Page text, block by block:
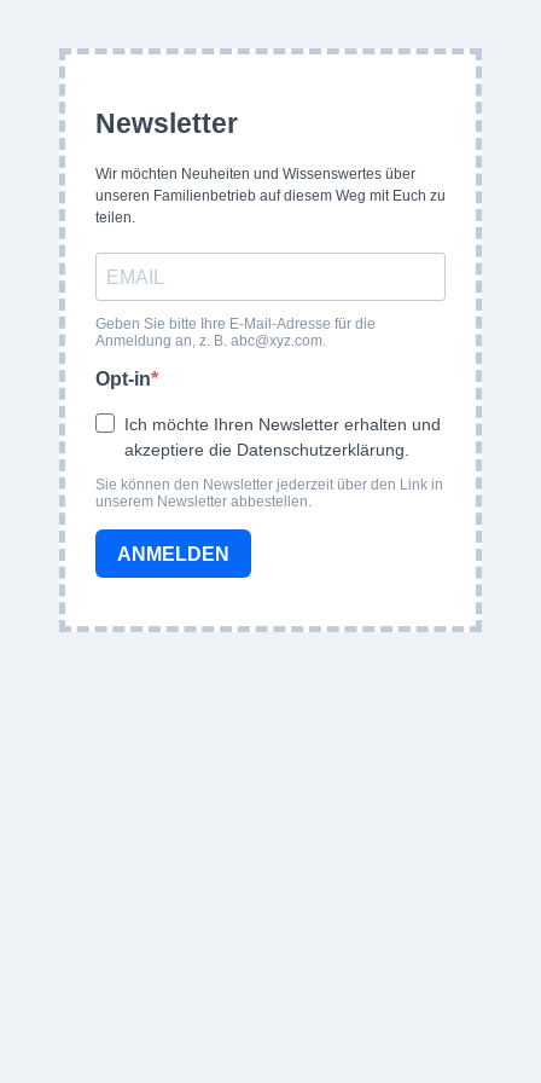
Newsletter
Wir möchten Neuheiten und Wissenswertes über
unseren Familienbetrieb auf diesem Weg mit Euch zu
teilen.
Geben Sie bitte Ihre E-Mail-Adresse für die
Anmeldung an, z. B. abc@xyz.com.
Opt-in
Ich möchte Ihren Newsletter erhalten und
akzeptiere die Datenschutzerklärung.
Sie können den Newsletter jederzeit über den Link in
unserem Newsletter abbestellen.
ANMELDEN